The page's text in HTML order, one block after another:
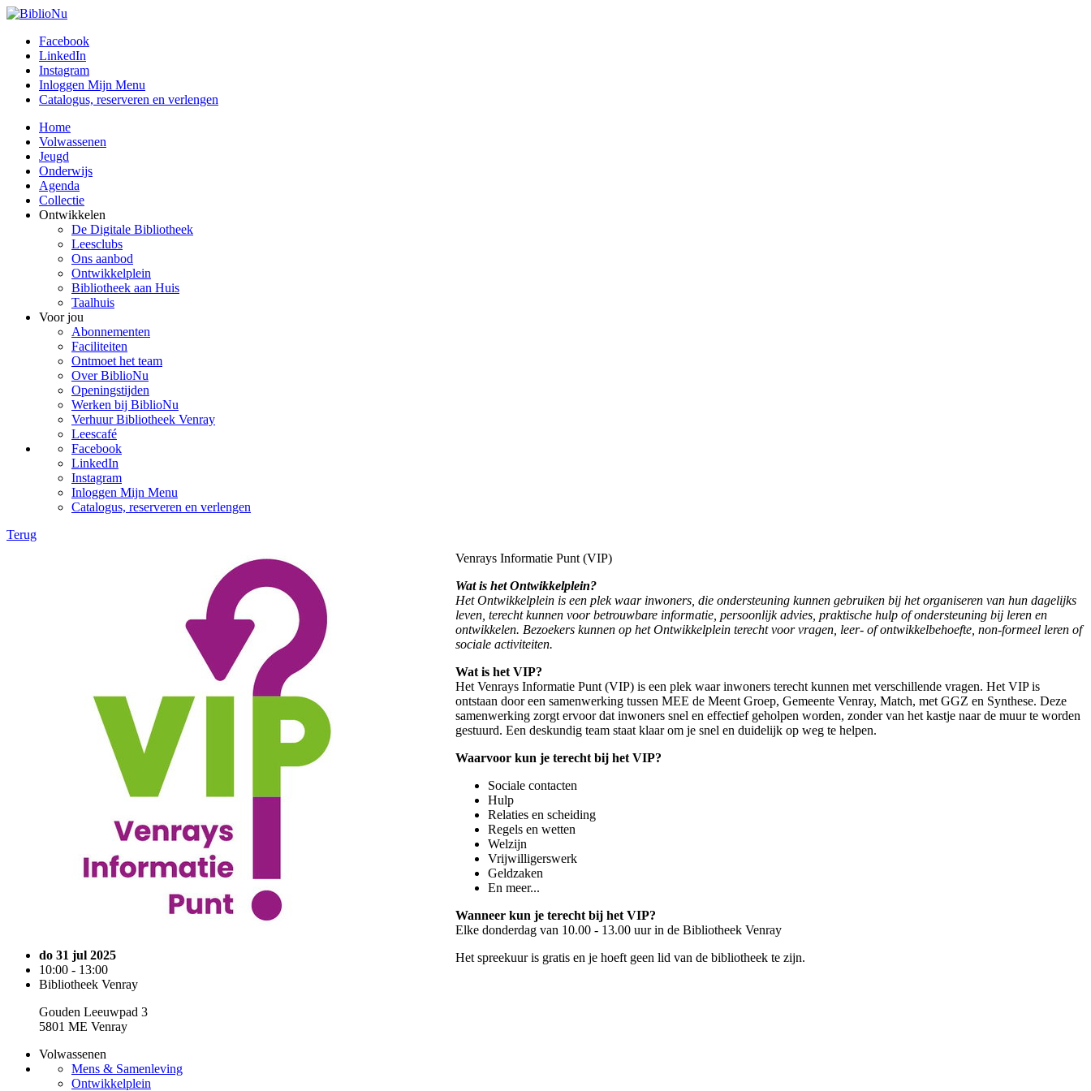
Facebook
LinkedIn
Instagram
Inloggen Mijn Menu
Catalogus, reserveren en verlengen
Home
Volwassenen
Jeugd
Onderwijs
Agenda
Collectie
Ontwikkelen
De Digitale Bibliotheek
Leesclubs
Ons aanbod
Ontwikkelplein
Bibliotheek aan Huis
Taalhuis
Voor jou
Abonnementen
Faciliteiten
Ontmoet het team
Over BiblioNu
Openingstijden
Werken bij BiblioNu
Verhuur Bibliotheek Venray
Leescafé
Facebook
LinkedIn
Instagram
Inloggen Mijn Menu
Catalogus, reserveren en verlengen
Terug
do 31 jul 2025
10:00 - 13:00
Bibliotheek Venray
Gouden Leeuwpad 3
5801 ME Venray
Volwassenen
Mens & Samenleving
Ontwikkelplein
Venrays Informatie Punt (VIP)
Wat is het Ontwikkelplein?
Het Ontwikkelplein is een plek waar inwoners, die ondersteuning kunnen gebruiken bij het organiseren van hun dagelijks
leven, terecht kunnen voor betrouwbare informatie, persoonlijk advies, praktische hulp of ondersteuning bij leren en
ontwikkelen. Bezoekers kunnen op het Ontwikkelplein terecht voor vragen, leer- of ontwikkelbehoefte, non-formeel leren of
sociale activiteiten.
Wat is het VIP?
Het Venrays Informatie Punt (VIP) is een plek waar inwoners terecht kunnen met verschillende vragen. Het VIP is
ontstaan door een samenwerking tussen MEE de Meent Groep, Gemeente Venray, Match, met GGZ en Synthese. Deze
samenwerking zorgt ervoor dat inwoners snel en effectief geholpen worden, zonder van het kastje naar de muur te worden
gestuurd. Een deskundig team staat klaar om je snel en duidelijk op weg te helpen.
Waarvoor kun je terecht bij het VIP?
Sociale contacten
Hulp
Relaties en scheiding
Regels en wetten
Welzijn
Vrijwilligerswerk
Geldzaken
En meer...
Wanneer kun je terecht bij het VIP?
Elke donderdag van 10.00 - 13.00 uur in de Bibliotheek Venray
Het spreekuur is gratis en je hoeft geen lid van de bibliotheek te zijn.